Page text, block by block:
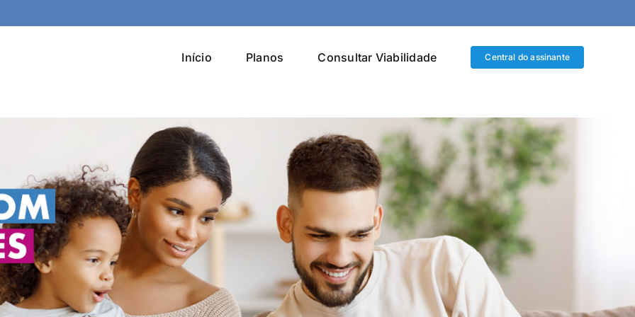
em Cordovil, Vista
Início Planos Consultar Viabilidade Central do assinante